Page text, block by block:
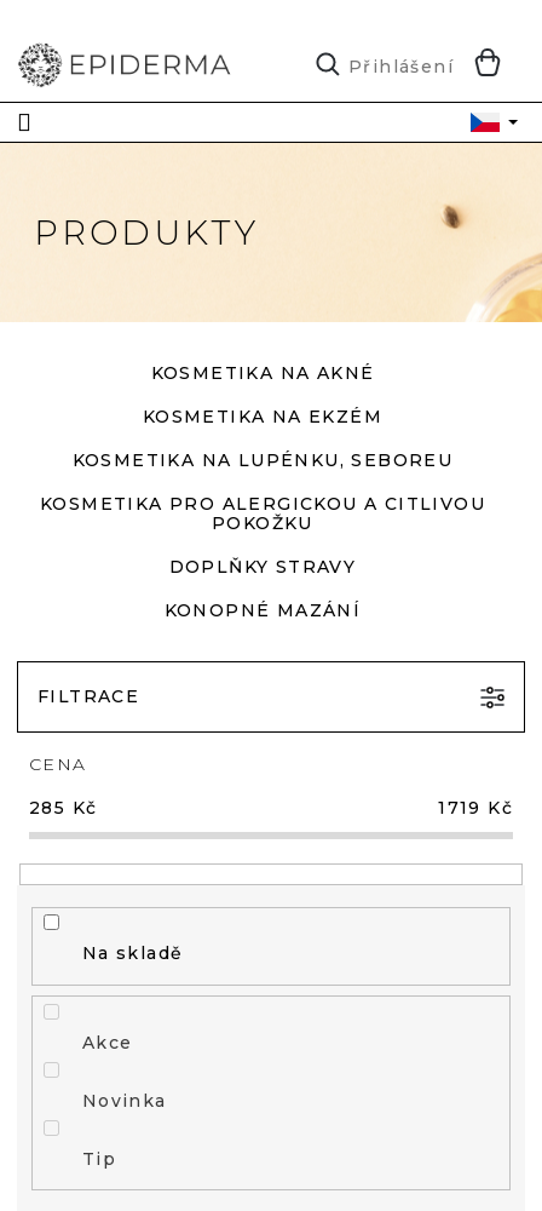
obsah
Přihlášení
PRODUKTY
KOSMETIKA NA AKNÉ
KOSMETIKA NA EKZÉM
KOSMETIKA NA LUPÉNKU, SEBOREU
KOSMETIKA PRO ALERGICKOU A CITLIVOU
POKOŽKU
DOPLŇKY STRAVY
KONOPNÉ MAZÁNÍ
FILTRACE
CENA
285 Kč 1719 Kč
Na skladě
Akce
Novinka
Tip